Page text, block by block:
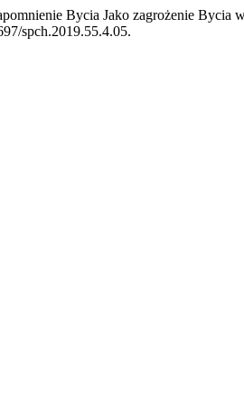
Bycia Jako zagrożenie Bycia
spch.2019.55.4.05.